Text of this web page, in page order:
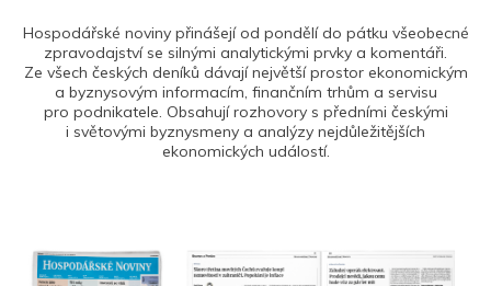
Hospodářské noviny přinášejí od pondělí do pátku všeobecné
zpravodajství se silnými analytickými prvky a komentáři.
Ze všech českých deníků dávají největší prostor ekonomickým
a byznysovým informacím, finančním trhům a servisu
pro podnikatele. Obsahují rozhovory s předními českými
i světovými byznysmeny a analýzy nejdůležitějších
ekonomických událostí.